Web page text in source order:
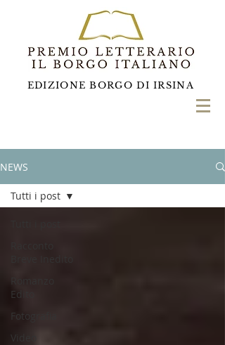
EDIZIONE BORGO DI IRSINA
NEWS
Edito
Fotografia
Video
Tutti i post